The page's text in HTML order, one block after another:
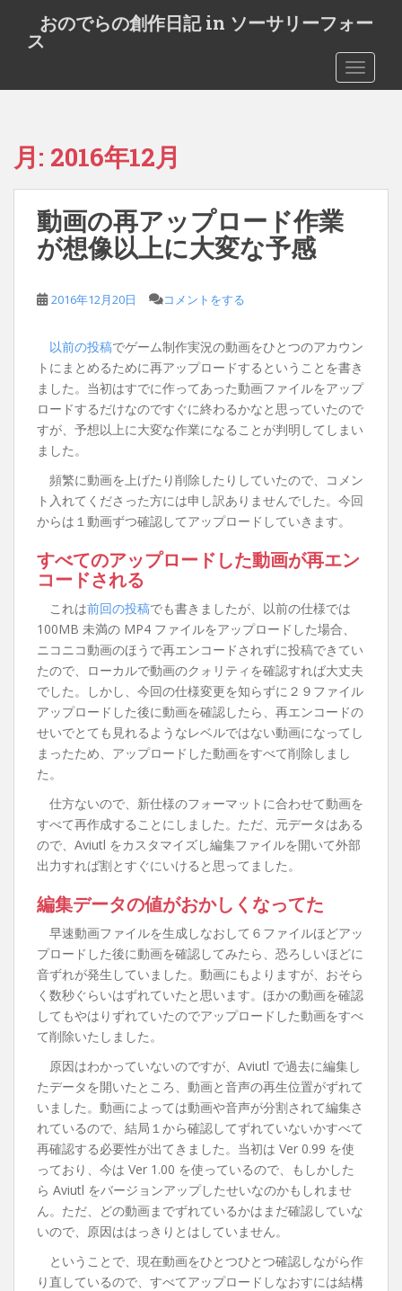
t
おのでらの創作日記 in ソーサリーフォー
ス
月: 2016年12月
動画の再アップロード作業
が想像以上に大変な予感
2016年12月20日 コメントをする
以前の投稿でゲーム制作実況の動画をひとつのアカウン
トにまとめるために再アップロードするということを書き
ました。当初はすでに作ってあった動画ファイルをアップ
ロードするだけなのですぐに終わるかなと思っていたので
すが、予想以上に大変な作業になることが判明してしまい
ました。
頻繁に動画を上げたり削除したりしていたので、コメン
ト入れてくださった方には申し訳ありませんでした。今回
からは１動画ずつ確認してアップロードしていきます。
すべてのアップロードした動画が再エン
コードされる
これは前回の投稿でも書きましたが、以前の仕様では
100MB 未満の MP4 ファイルをアップロードした場合、
ニコニコ動画のほうで再エンコードされずに投稿できてい
たので、ローカルで動画のクォリティを確認すれば大丈夫
でした。しかし、今回の仕様変更を知らずに２９ファイル
アップロードした後に動画を確認したら、再エンコードの
せいでとても見れるようなレベルではない動画になってし
まったため、アップロードした動画をすべて削除しまし
た。
仕方ないので、新仕様のフォーマットに合わせて動画を
すべて再作成することにしました。ただ、元データはある
ので、Aviutl をカスタマイズし編集ファイルを開いて外部
出力すれば割とすぐにいけると思ってました。
編集データの値がおかしくなってた
早速動画ファイルを生成しなおして６ファイルほどアッ
プロードした後に動画を確認してみたら、恐ろしいほどに
音ずれが発生していました。動画にもよりますが、おそら
く数秒ぐらいはずれていたと思います。ほかの動画を確認
してもやはりずれていたのでアップロードした動画をすべ
て削除いたしました。
原因はわかっていないのですが、Aviutl で過去に編集し
たデータを開いたところ、動画と音声の再生位置がずれて
いました。動画によっては動画や音声が分割されて編集さ
れているので、結局１から確認してずれていないかすべて
再確認する必要性が出てきました。当初は Ver 0.99 を使
っており、今は Ver 1.00 を使っているので、もしかした
ら Aviutl をバージョンアップしたせいなのかもしれませ
ん。ただ、どの動画までずれているかはまだ確認していな
いので、原因ははっきりとはしていません。
ということで、現在動画をひとつひとつ確認しながら作
り直しているので、すべてアップロードしなおすには結構